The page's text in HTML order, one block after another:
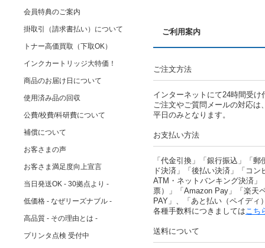
ご利用案内
ご注文方法
インターネットにて24時間受け
ご注文やご質問メールの対応は
平日のみとなります。
お支払い方法
「代金引換」「銀行振込」「
ド決済」「後払い決済」「コ
ATM・ネットバンキング決済」
票）」「Amazon Pay」「楽天
PAY」、「あと払い（ペイディ
各種手数料につきましてはこち
送料について
会員特典のご案内
掛取引（請求書払い）について
トナー高価買取（下取OK）
インクカートリッジ大特価！
商品のお届け日について
使用済み品の回収
公費/校費/科研費について
補償について
お客さまの声
お客さま満足度向上宣言
当日発送OK - 30拠点より -
低価格 - なぜリーズナブル -
高品質 - その理由とは -
プリンタ点検 受付中